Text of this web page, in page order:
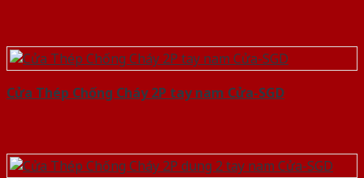
Cửa Thép Chống Cháy 2P tay nam Cửa-SGD